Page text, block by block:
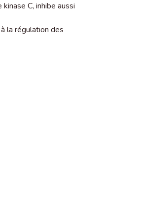
C, inhibe aussi
la régulation des